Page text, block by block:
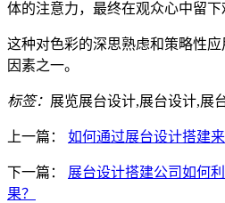
体的注意力，最终在观众心中留下
这种对色彩的深思熟虑和策略性
因素之一。
标签： 展览展台设计,展台设计,展
上一篇： 如何通过展台设计搭建
下一篇： 展台设计搭建公司如何
果？